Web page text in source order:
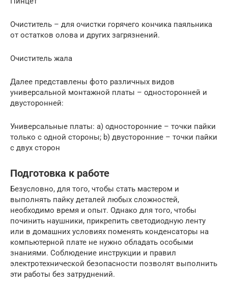
Очиститель – для очистки горячего кончика паяльника
от остатков олова и других загрязнений.
Очиститель жала
Далее представлены фото различных видов
универсальной монтажной платы – односторонней и
двусторонней:
Универсальные платы: а) односторонние – точки пайки
только с одной стороны; b) двусторонние – точки пайки
с двух сторон
Подготовка к работе
Безусловно, для того, чтобы стать мастером и
выполнять пайку деталей любых сложностей,
необходимо время и опыт. Однако для того, чтобы
починить наушники, прикрепить светодиодную ленту
или в домашних условиях поменять конденсаторы на
компьютерной плате не нужно обладать особыми
знаниями. Соблюдение инструкции и правил
электротехнической безопасности позволят выполнить
эти работы без затруднений.